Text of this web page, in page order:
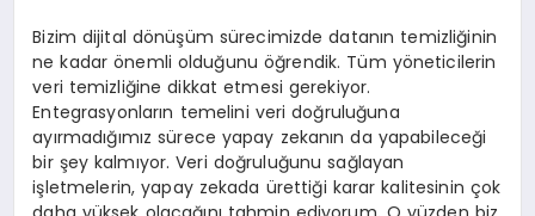
Bizim dijital dönüşüm sürecimizde datanın temizliğinin
ne kadar önemli olduğunu öğrendik. Tüm yöneticilerin
veri temizliğine dikkat etmesi gerekiyor.
Entegrasyonların temelini veri doğruluğuna
ayırmadığımız sürece yapay zekanın da yapabileceği
bir şey kalmıyor. Veri doğruluğunu sağlayan
işletmelerin, yapay zekada ürettiği karar kalitesinin çok